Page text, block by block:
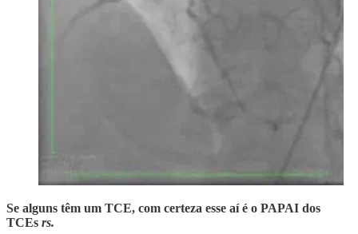
Se alguns têm um TCE, com certeza esse aí é o PAPAI dos
TCEs rs.